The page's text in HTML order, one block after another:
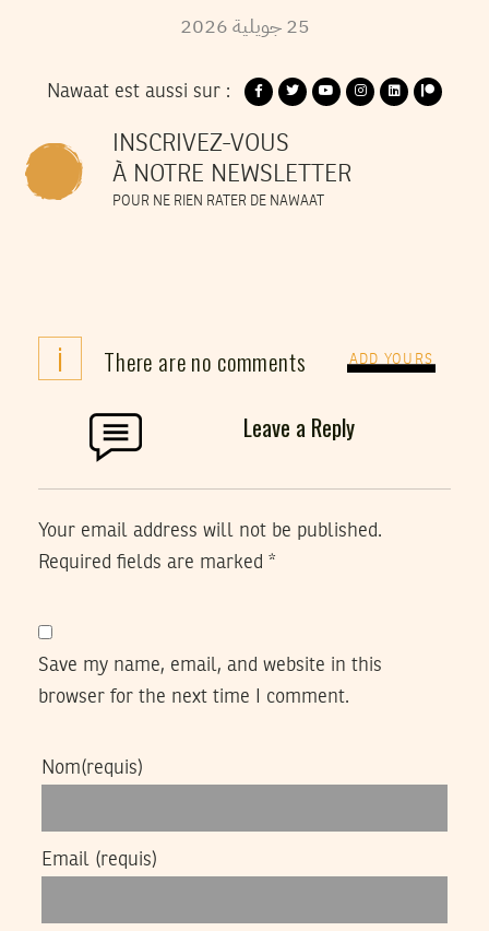
25 جويلية2026
Nawaat est aussi sur :
INSCRIVEZ-VOUS
À NOTRE NEWSLETTER
POUR NE RIEN RATER DE NAWAAT
i There are no comments ADD YOURS
Leave a Reply
Your email address will not be published.
Required fields are marked *
Save my name, email, and website in this
browser for the next time I comment.
Nom(requis)
Email (requis)